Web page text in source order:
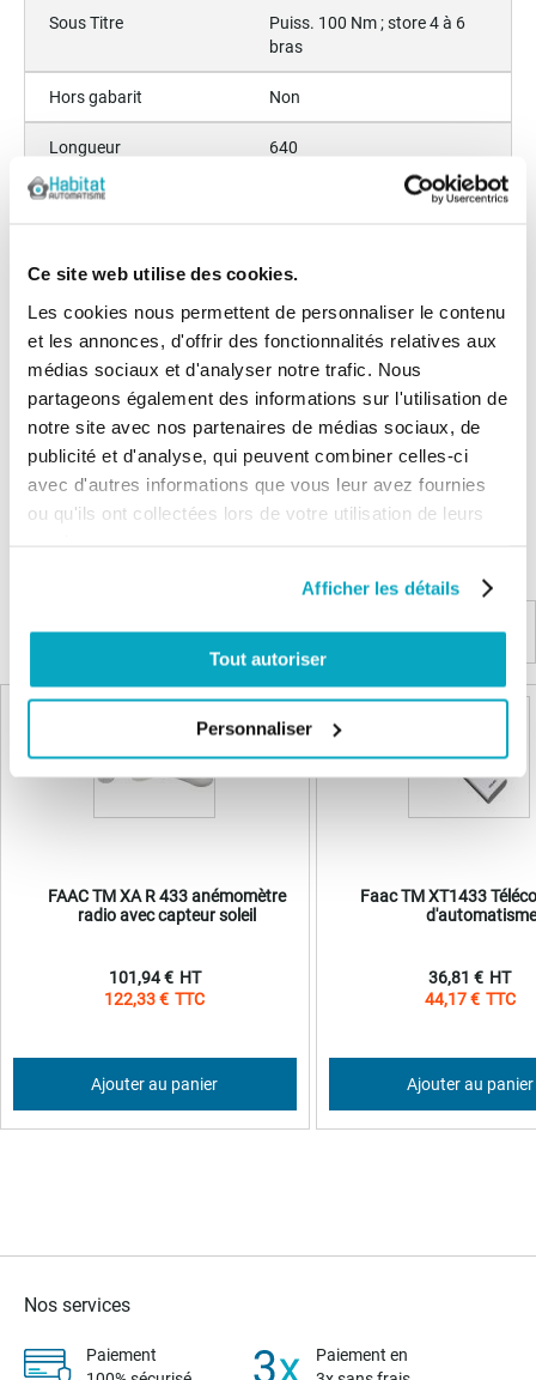
Ce site web utilise des cookies.
Les cookies nous permettent de personnaliser le contenu
et les annonces, d'offrir des fonctionnalités relatives aux
médias sociaux et d'analyser notre trafic. Nous
partageons également des informations sur l'utilisation de
notre site avec nos partenaires de médias sociaux, de
publicité et d'analyse, qui peuvent combiner celles-ci
avec d'autres informations que vous leur avez fournies
ou qu'ils ont collectées lors de votre utilisation de leurs
Afficher les détails
Tout autoriser
Personnaliser
Sous Titre
Puiss. 100 Nm ; store 4 à 6
bras
Hors gabarit Non
Longueur 640
Largeur minimum du
Largeur maximum du
600
Les avis clients
Il n'y a pas encore d'avis sur ce produit
Les questions / réponses
Pas encore de questions
Produits complémentaires
FAAC TM XA R 433 anémomètre
radio avec capteur soleil
122,33 €
101,94 €
Ajouter au panier
Faac TM XT1433
44,17 €
36,81 €
Ajouter au panier
Nos services
Paiement
Paiement en